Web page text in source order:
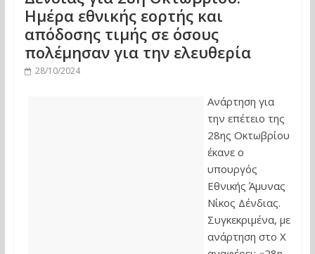
Ημέρα εθνικής εορτής και
απόδοσης τιμής σε όσους
πολέμησαν για την ελευθερία
28/10/2024
Ανάρτηση για
την επέτειο της
28ης Οκτωβρίου
έκανε ο
υπουργός
Εθνικής Άμυνας
Νίκος Δένδιας.
Συγκεκριμένα, με
ανάρτηση στο Χ